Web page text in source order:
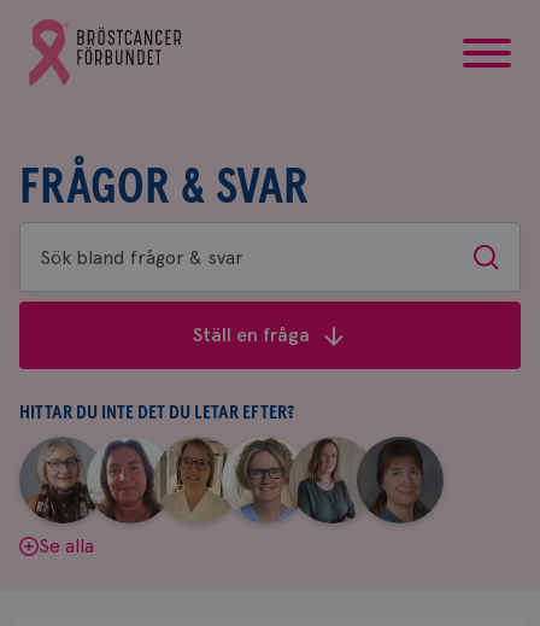
Gå
till
Bröstcancerförbundets
FRÅGOR & SVAR
Sök
bland
&
svar
Sök
Ställ en fråga
HITTAR DU INTE DET DU LETAR EFTER?
Aina
Johnsson
|
Anne
Andersson
Fredrika
Killander
|
Jeanette
Bäcklund
|
Maria
Edegran
|
Yvette
Andersson
Se alla